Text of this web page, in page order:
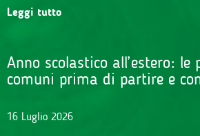
Leggi tutto
Anno scolastico all’estero: le
comuni prima di partire e
16 Luglio 2026